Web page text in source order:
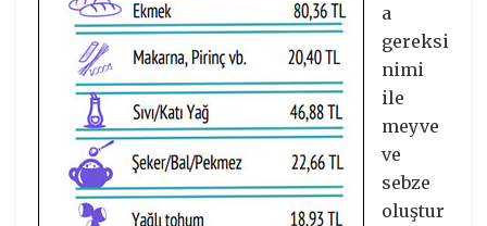
a
gereksi
nimi
ile
meyve
ve
sebze
oluştur